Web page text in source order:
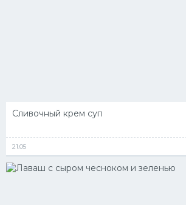
Сливочный крем суп
21.05